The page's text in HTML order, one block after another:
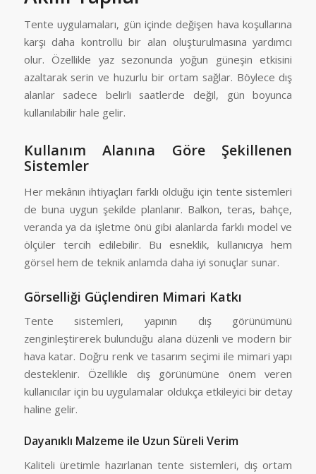
Tente uygulamaları, gün içinde değişen hava koşullarına
karşı daha kontrollü bir alan oluşturulmasına yardımcı
olur. Özellikle yaz sezonunda yoğun güneşin etkisini
azaltarak serin ve huzurlu bir ortam sağlar. Böylece dış
alanlar sadece belirli saatlerde değil, gün boyunca
kullanılabilir hale gelir.
Kullanım Alanına Göre Şekillenen
Sistemler
Her mekânın ihtiyaçları farklı olduğu için tente sistemleri
de buna uygun şekilde planlanır. Balkon, teras, bahçe,
veranda ya da işletme önü gibi alanlarda farklı model ve
ölçüler tercih edilebilir. Bu esneklik, kullanıcıya hem
görsel hem de teknik anlamda daha iyi sonuçlar sunar.
Görselliği Güçlendiren Mimari Katkı
Tente sistemleri, yapının dış görünümünü
zenginleştirerek bulunduğu alana düzenli ve modern bir
hava katar. Doğru renk ve tasarım seçimi ile mimari yapı
desteklenir. Özellikle dış görünümüne önem veren
kullanıcılar için bu uygulamalar oldukça etkileyici bir detay
haline gelir.
Dayanıklı Malzeme ile Uzun Süreli Verim
Kaliteli üretimle hazırlanan tente sistemleri, dış ortam